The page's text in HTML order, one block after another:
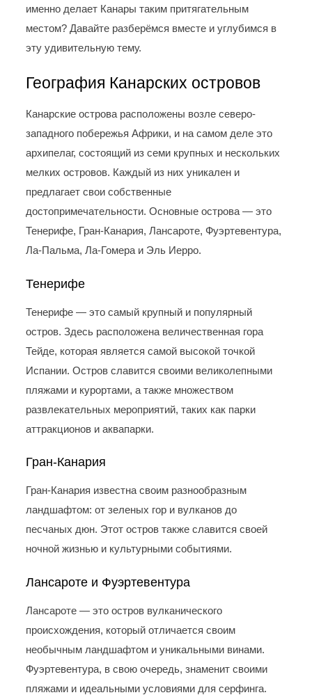
именно делает Канары таким притягательным
местом? Давайте разберёмся вместе и углубимся в
эту удивительную тему.
География Канарских островов
Канарские острова расположены возле северо-
западного побережья Африки, и на самом деле это
архипелаг, состоящий из семи крупных и нескольких
мелких островов. Каждый из них уникален и
предлагает свои собственные
достопримечательности. Основные острова — это
Тенерифе, Гран-Канария, Лансароте, Фуэртевентура,
Ла-Пальма, Ла-Гомера и Эль Иерро.
Тенерифе
Тенерифе — это самый крупный и популярный
остров. Здесь расположена величественная гора
Тейде, которая является самой высокой точкой
Испании. Остров славится своими великолепными
пляжами и курортами, а также множеством
развлекательных мероприятий, таких как парки
аттракционов и аквапарки.
Гран-Канария
Гран-Канария известна своим разнообразным
ландшафтом: от зеленых гор и вулканов до
песчаных дюн. Этот остров также славится своей
ночной жизнью и культурными событиями.
Лансароте и Фуэртевентура
Лансароте — это остров вулканического
происхождения, который отличается своим
необычным ландшафтом и уникальными винами.
Фуэртевентура, в свою очередь, знаменит своими
пляжами и идеальными условиями для серфинга.